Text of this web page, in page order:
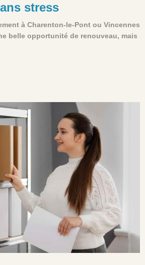
stress
à Charenton-le-Pont ou Vincennes
belle opportunité de renouveau, mais